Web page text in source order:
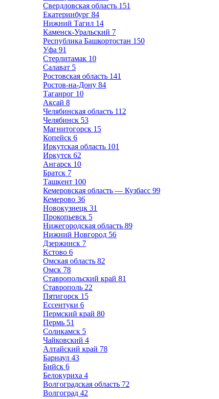
Свердловская область 151
Екатеринбург 84
Нижний Тагил 14
Каменск-Уральский 7
Республика Башкортостан 150
Уфа 91
Стерлитамак 10
Салават 5
Ростовская область 141
Ростов-на-Дону 84
Таганрог 10
Аксай 8
Челябинская область 112
Челябинск 53
Магнитогорск 15
Копейск 6
Иркутская область 101
Иркутск 62
Ангарск 10
Братск 7
Ташкент 100
Кемеровская область — Кузбасс 99
Кемерово 36
Новокузнецк 31
Прокопьевск 5
Нижегородская область 89
Нижний Новгород 56
Дзержинск 7
Кстово 6
Омская область 82
Омск 78
Ставропольский край 81
Ставрополь 22
Пятигорск 15
Ессентуки 6
Пермский край 80
Пермь 51
Соликамск 5
Чайковский 4
Алтайский край 78
Барнаул 43
Бийск 6
Белокуриха 4
Волгоградская область 72
Волгоград 42